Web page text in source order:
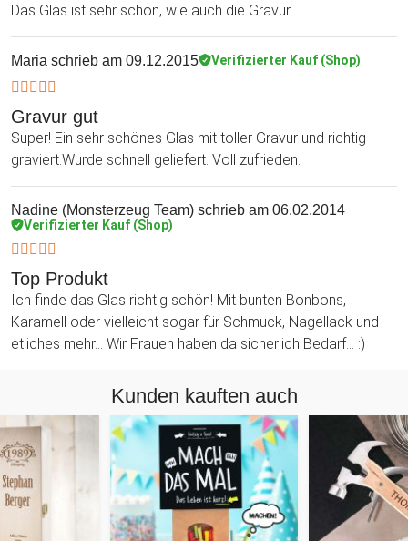
Das Glas ist sehr schön, wie auch die Gravur.
Maria schrieb am 09.12.2015 Verifizierter Kauf (Shop)
Gravur gut
Super! Ein sehr schönes Glas mit toller Gravur und richtig
graviert.Wurde schnell geliefert. Voll zufrieden.
Nadine (Monsterzeug Team) schrieb am 06.02.2014
Verifizierter Kauf (Shop)
Top Produkt
Ich finde das Glas richtig schön! Mit bunten Bonbons,
Karamell oder vielleicht sogar für Schmuck, Nagellack und
etliches mehr... Wir Frauen haben da sicherlich Bedarf... :)
Kunden kauften auch